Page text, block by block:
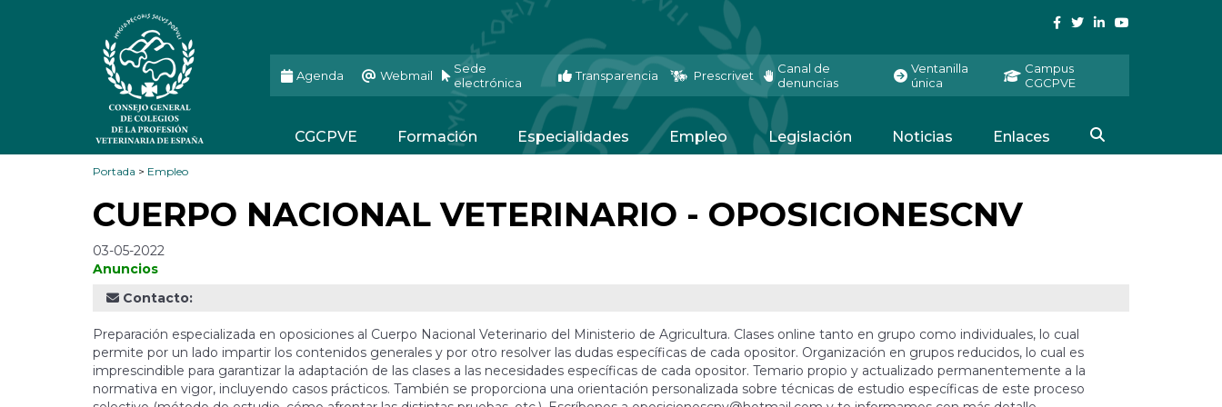
Agenda Webmail
Sede
electrónica
Transparencia Prescrivet
Canal de
denuncias
Ventanilla
única
Campus
CGCPVE
CGCPVE Formación Especialidades Empleo Legislación Noticias Enlaces
Portada > Empleo
CUERPO NACIONAL VETERINARIO - OPOSICIONESCNV
03-05-2022
Anuncios
Contacto:
Preparación especializada en oposiciones al Cuerpo Nacional Veterinario del Ministerio de Agricultura. Clases online tanto en grupo como individuales, lo cual
permite por un lado impartir los contenidos generales y por otro resolver las dudas específicas de cada opositor. Organización en grupos reducidos, lo cual es
imprescindible para garantizar la adaptación de las clases a las necesidades específicas de cada opositor. Temario propio y actualizado permanentemente a la
normativa en vigor, incluyendo casos prácticos. También se proporciona una orientación personalizada sobre técnicas de estudio específicas de este proceso